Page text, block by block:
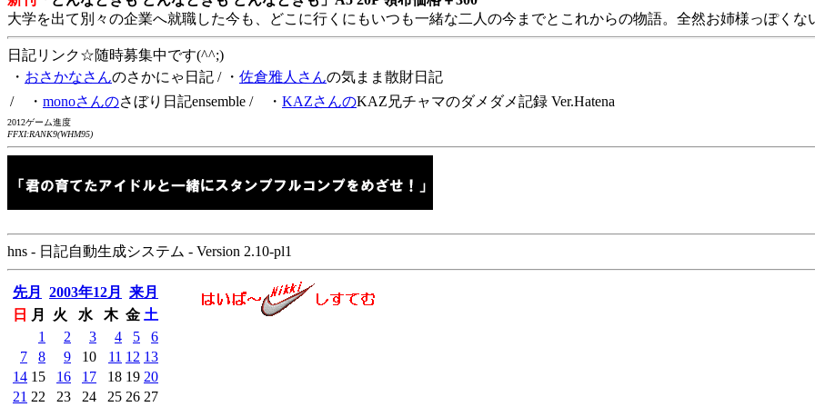
大学を出て別々の企業へ就職した今も、どこに行くにもいつも一緒な二人の今までとこれからの物語。全然お姉様っぽくな
日記リンク☆随時募集中です(^^;)
・ おさかなさんのさかにゃ日記 / ・ 佐倉雅人さんの気まま散財日記
/ ・ monoさんのさぼり日記ensemble / ・ KAZさんのKAZ兄チャマのダメダメ記録 Ver.Hatena
2012ゲーム進度
FFXI:RANK9(WHM95)
hns - 日記自動生成システム - Version 2.10-pl1
先月 2003年12月
来月
日
月 火 水 木 金 土
1
2 3 4 5
6
7
8 9 10 11 12 13
14 15 16 17 18 19 20
21 22 23 24 25 26 27